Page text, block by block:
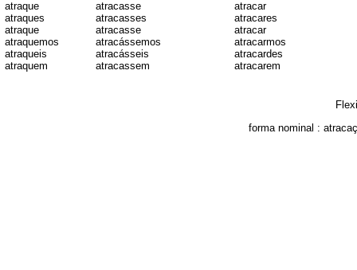
atraque
atraques
atraque
atraquemos
atraqueis
atraquem
atracasse
atracasses
atracasse
atracássemos
atracásseis
atracassem
atracar
atracares
atracar
atracarmos
atracardes
atracarem
forma nominal :